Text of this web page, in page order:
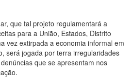
que tal projeto regulamentará a
para a União, Estados, Distrito
vez extirpada a economia informal em
será jogada por terra irregularidades
que se apresentam nos